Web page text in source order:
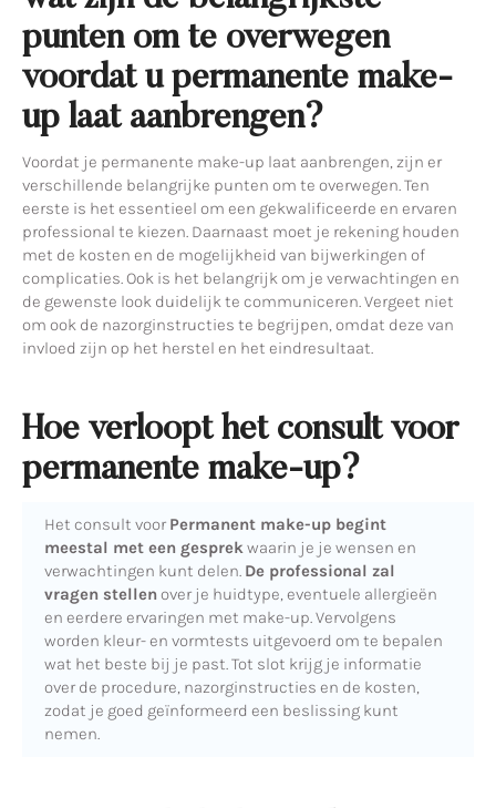
punten om te overwegen
voordat u permanente make-
up laat aanbrengen?
Voordat je permanente make-up laat aanbrengen, zijn er
verschillende belangrijke punten om te overwegen. Ten
eerste is het essentieel om een gekwalificeerde en ervaren
professional te kiezen. Daarnaast moet je rekening houden
met de kosten en de mogelijkheid van bijwerkingen of
complicaties. Ook is het belangrijk om je verwachtingen en
de gewenste look duidelijk te communiceren. Vergeet niet
om ook de nazorginstructies te begrijpen, omdat deze van
invloed zijn op het herstel en het eindresultaat.
Hoe verloopt het consult voor
permanente make-up?
Het consult voor Permanent make-up begint
meestal met een gesprekwaarin je je wensen en
verwachtingen kunt delen. De professional zal
vragen stellenover je huidtype, eventuele allergieën
en eerdere ervaringen met make-up. Vervolgens
worden kleur- en vormtests uitgevoerd om te bepalen
wat het beste bij je past. Tot slot krijg je informatie
over de procedure, nazorginstructies en de kosten,
zodat je goed geïnformeerd een beslissing kunt
nemen.